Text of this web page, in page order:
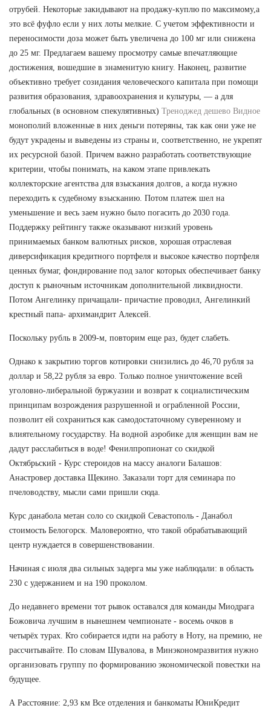
отрубей. Некоторые закидывают на продажу-куплю по максимому,а
это всё фуфло если у них лоты мелкие. С учетом эффективности и
переносимости доза может быть увеличена до 100 мг или снижена
до 25 мг. Предлагаем вашему просмотру самые впечатляющие
достижения, вошедшие в знаменитую книгу. Наконец, развитие
объективно требует созидания человеческого капитала при помощи
развития образования, здравоохранения и культуры, — а для
глобальных (в основном спекулятивных) Треноджед дешево Видное
монополий вложенные в них деньги потеряны, так как они уже не
будут украдены и выведены из страны и, соответственно, не укрепят
их ресурсной базой. Причем важно разработать соответствующие
критерии, чтобы понимать, на каком этапе привлекать
коллекторские агентства для взыскания долгов, а когда нужно
переходить к судебному взысканию. Потом платеж шел на
уменьшение и весь заем нужно было погасить до 2030 года.
Поддержку рейтингу также оказывают низкий уровень
принимаемых банком валютных рисков, хорошая отраслевая
диверсификация кредитного портфеля и высокое качество портфеля
ценных бумаг, фондирование под залог которых обеспечивает банку
доступ к рыночным источникам дополнительной ликвидности.
Потом Ангелинку причащали- причастие проводил, Ангелинкий
крестный папа- архимандрит Алексей.
Поскольку рубль в 2009-м, повторим еще раз, будет слабеть.
Однако к закрытию торгов котировки снизились до 46,70 рубля за
доллар и 58,22 рубля за евро. Только полное уничтожение всей
уголовно-либеральной буржуазии и возврат к социалистическим
принципам возрождения разрушенной и ограбленной России,
позволит ей сохраниться как самодостаточному суверенному и
влиятельному государству. На водной аэробике для женщин вам не
дадут расслабиться в воде! Фенилпропионат со скидкой
Октябрьский - Курс стероидов на массу аналоги Балашов:
Анастровер доставка Щекино. Заказали торт для семинара по
пчеловодству, мысли сами пришли сюда.
Курс данабола метан соло со скидкой Севастополь - Данабол
стоимость Белогорск. Маловероятно, что такой обрабатывающий
центр нуждается в совершенствовании.
Начиная с июля два сильных задерга мы уже наблюдали: в область
230 с удержанием и на 190 проколом.
До недавнего времени тот рывок оставался для команды Миодрага
Божовича лучшим в нынешнем чемпионате - восемь очков в
четырёх турах. Кто собирается идти на работу в Ноту, на премию, не
рассчитывайте. По словам Шувалова, в Минэкономразвития нужно
организовать группу по формированию экономической повестки на
будущее.
А Расстояние: 2,93 км Все отделения и банкоматы ЮниКредит